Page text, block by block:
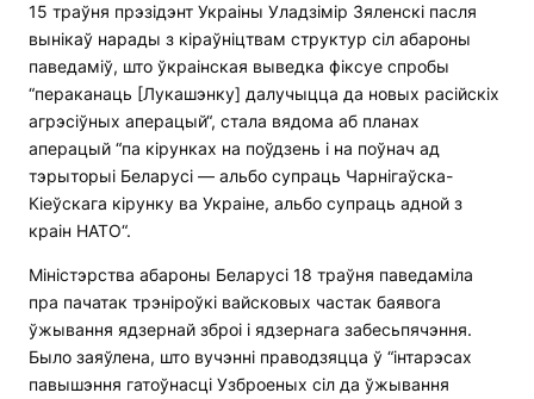
15 траўня прэзідэнт Украіны Уладзімір Зяленскі пасля
вынікаў нарады з кіраўніцтвам структур сіл абароны
паведаміў, што ўкраінская выведка фіксуе спробы
“пераканаць [Лукашэнку] далучыцца да новых расійскіх
агрэсіўных аперацый“, стала вядома аб планах
аперацый “па кірунках на поўдзень і на поўнач ад
тэрыторыі Беларусі — альбо супраць Чарнігаўска-
Кіеўскага кірунку ва Украіне, альбо супраць адной з
краін НАТО“.
Міністэрства абароны Беларусі 18 траўня паведаміла
пра пачатак трэніроўкі вайсковых частак баявога
ўжывання ядзернай зброі і ядзернага забесьпячэння.
Было заяўлена, што вучэнні праводзяцца ў “інтарэсах
павышэння гатоўнасці Узброеных сіл да ўжывання